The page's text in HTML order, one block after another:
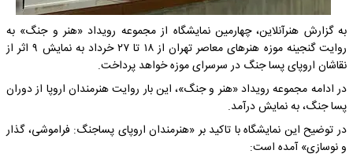
به گزارش هنرآنلاین، چهارمین نمایشگاه از مجموعه رویداد «هنر و جنگ» به
روایت گنجینه موزه هنرهای معاصر تهران از ۱۸ تا ۲۷ خرداد به نمایش ۹ اثر از
نقاشان اروپای پسا جنگ در سرسرای موزه خواهد پرداخت.
در ادامه مجموعه رویداد «هنر و جنگ»، این بار روایت هنرمندان اروپا از دوران
پسا جنگ، به نمایش درآمد.
در توضیح این نمایشگاه با تاکید بر «هنرمندان اروپای پساجنگ: فراموشی، گذار
و نوسازی» آمده است: